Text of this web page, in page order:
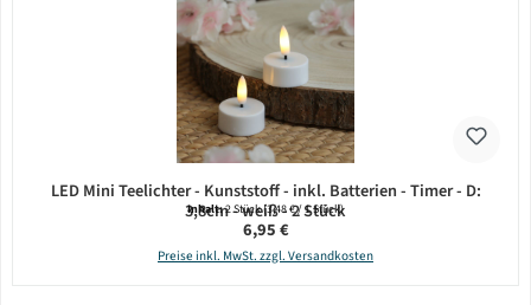
LED Mini Teelichter - Kunststoff - inkl. Batterien - Timer - D:
3,8cm - weiß - 2 Stück
Inhalt:2 Stück(3,48 € / 1 Stück)
Regulärer Preis:
6,95 €
Preise inkl. MwSt. zzgl. Versandkosten